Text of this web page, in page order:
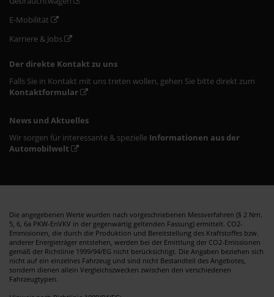
E-Mobilität
Karriere & Jobs
Der direkte Kontakt zu uns
Falls Sie in Kontakt mit uns treten wollen, gehen Sie bitte direkt zum
Kontaktformular
News und Aktuelles
Wir sorgen für interessante & spezielle Informationen aus der
Automobilwelt
Die angegebenen Werte wurden nach vorgeschriebenen Messverfahren (§ 2 Nrn.
5, 6, 6a PKW-EnVKV in der gegenwärtig geltenden Fassung) ermittelt. CO2-
Emmisionen, die durch die Produktion und Bereitstellung des Kraftstoffes bzw.
anderer Energieträger entstehen, werden bei der Emittlung der CO2-Emissionen
gemäß der Richtlinie 1999/94/EG nicht berücksichtigt. Die Angaben beziehen sich
nicht auf ein einzelnes Fahrzeug und sind nicht Bestandteil des Angebotes,
sondern dienen allein Vergleichszwecken zwischen den verschiedenen
Fahrzeugtypen.